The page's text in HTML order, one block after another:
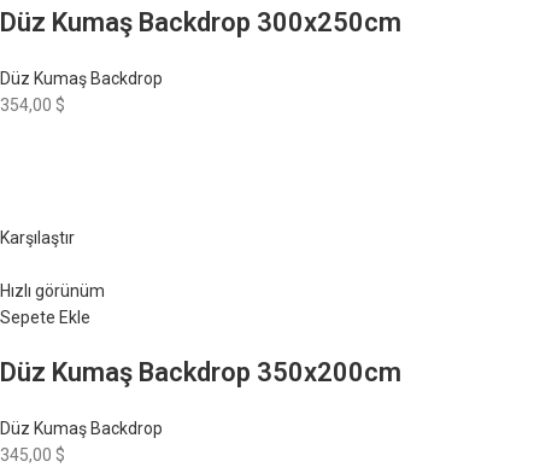
Düz Kumaş Backdrop 300x250cm
Düz Kumaş Backdrop
354,00 $
Karşılaştır
Hızlı görünüm
Sepete Ekle
Düz Kumaş Backdrop 350x200cm
Düz Kumaş Backdrop
345,00 $